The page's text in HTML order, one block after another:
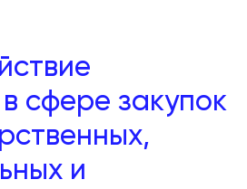
сфере закупок
и